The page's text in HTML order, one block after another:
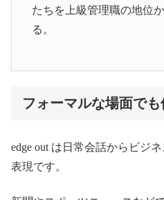
たちを上級管理職の地位
る。
フォーマルな場面で
edge out は日常会話からビジ
表現です。